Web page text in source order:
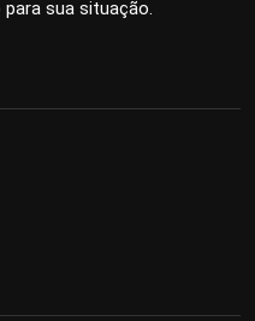
sua situação.